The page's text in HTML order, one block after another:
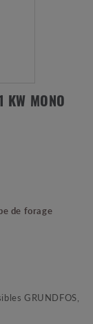
KW MONO
de forage
GRUNDFOS,